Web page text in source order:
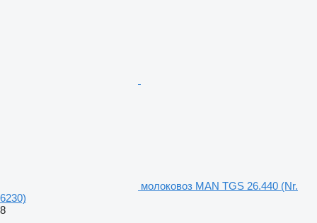
молоковоз MAN TGS 26.440 (Nr.
6230)
8